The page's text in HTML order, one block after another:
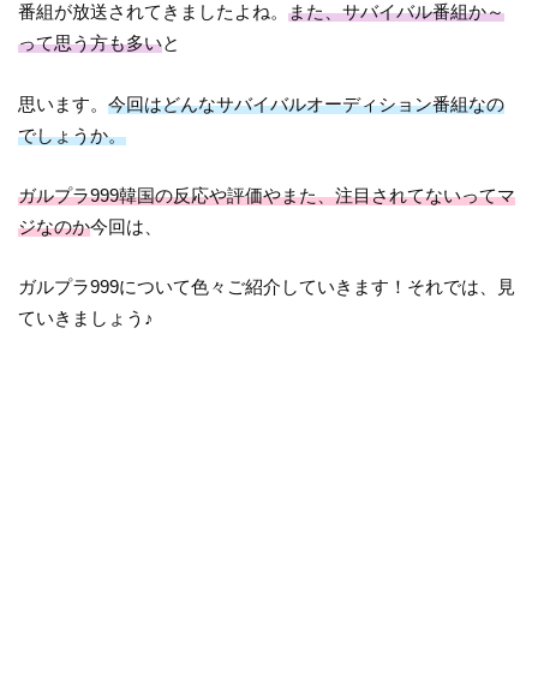
番組が放送されてきましたよね。また、サバイバル番組か～
って思う方も多いと
思います。今回はどんなサバイバルオーディション番組なの
でしょうか。
ガルプラ999韓国の反応や評価やまた、注目されてないってマ
ジなのか今回は、
ガルプラ999について色々ご紹介していきます！それでは、見
ていきましょう♪